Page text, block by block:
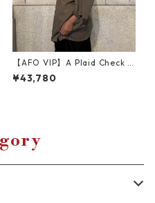
【AFO VIP】A Plaid Check S
hirts
¥43,780